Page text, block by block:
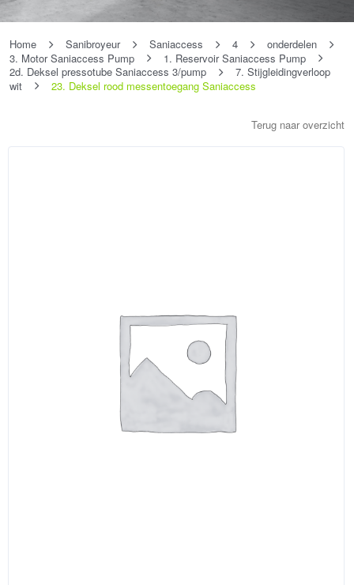
Home Sanibroyeur Saniaccess 4
onderdelen
3. Motor Saniaccess Pump
1. Reservoir Saniaccess Pump
2d. Deksel pressotube Saniaccess 3/pump
7. Stijgleidingverloop
wit
23. Deksel rood messentoegang Saniaccess
Terug naar overzicht